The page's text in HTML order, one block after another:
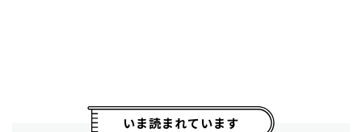
いま読まれています